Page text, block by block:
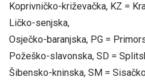
Koprivničko-križevačka, KZ =
Ličko-senjska, ME =
Osječko-baranjska, PG =
Požeško-slavonska, SD =
Šibensko-kninska, SM =